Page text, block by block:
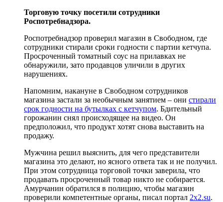
Торговую точку посетили сотрудники
Роспотребнадзора.
Роспотребнадзор проверил магазин в Свободном, где
сотрудники стирали сроки годности с партии кетчупа.
Просроченный томатный соус на прилавках не
обнаружили, зато продавцов уличили в других
нарушениях.
Напомним, накануне в Свободном сотрудников
магазина застали за необычным занятием – они стирали
срок годности на бутылках с кетчупом. Бдительный
горожанин снял происходящее на видео. Он
предположил, что продукт хотят снова выставить на
продажу.
Мужчина решил выяснить, для чего представители
магазина это делают, но ясного ответа так и не получил.
При этом сотрудница торговой точки заверила, что
продавать просроченный товар никто не собирается.
Амурчанин обратился в полицию, чтобы магазин
проверили компетентные органы, писал портал 2x2.su.